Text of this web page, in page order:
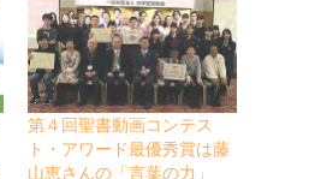
第４回聖書動画コンテス
ト・アワード最優秀賞は藤
山恵さんの「言葉の力」